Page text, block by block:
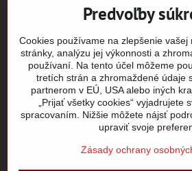
(GDPR)
Vrátenie tovaru
Tabuľky veľkostí
Šitie a potlač
Mapa stránky
Predvoľby
Cookies používame na zlepšenie vašej
stránky, analýzu jej výkonnosti a
používaní. Na tento účel môžeme
tretích strán a zhromaždené údaje
partnerom v EÚ, USA alebo iných
„Prijať všetky cookies“ vyjadrujete
spracovaním. Nižšie môžete nájsť
upraviť svoje
Zásady ochrany